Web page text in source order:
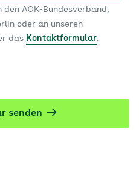
den AOK-Bundesverband,
oder an unseren
das Kontaktformular.
senden